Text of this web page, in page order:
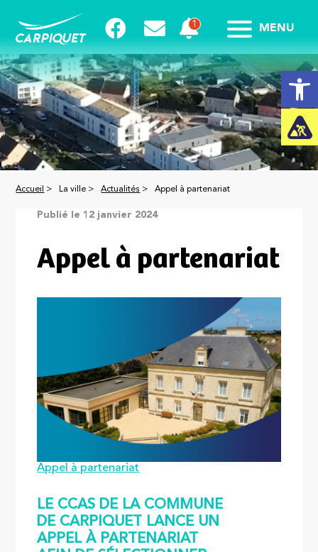
Ouvrir
MENU
Accueil > La ville > Actualités > Appel à partenariat
Publié le 12 janvier 2024
Appel à partenariat
Appel à partenariat
LE CCAS DE LA COMMUNE
DE CARPIQUET LANCE UN
APPEL À PARTENARIAT